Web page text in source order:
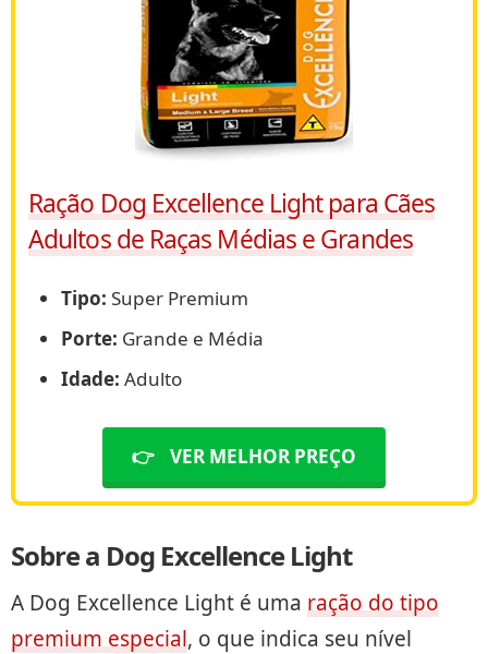
Ração Dog Excellence Light para Cães
Adultos de Raças Médias e Grandes
Tipo: Super Premium
Porte: Grande e Média
Idade: Adulto
👉 VER MELHOR PREÇO
Sobre a Dog Excellence Light
A Dog Excellence Light é uma ração do tipo
premium especial, o que indica seu nível